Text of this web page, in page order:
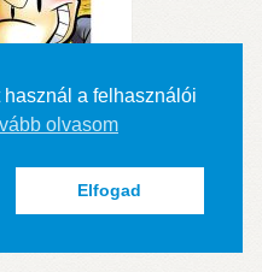
– ÚJ
a felhasználói
olvasom
Elfogad